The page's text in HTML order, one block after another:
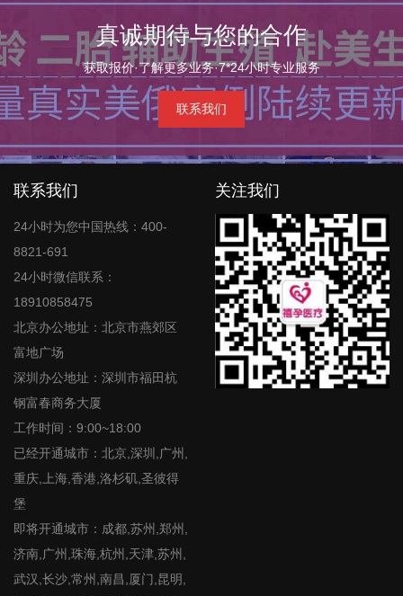
真诚期待与您的合作
获取报价·了解更多业务·7*24小时专业服务
联系我们
联系我们
24小时为您中国热线：400-
8821-691
24小时微信联系：
18910858475
北京办公地址：北京市燕郊区
富地广场
深圳办公地址：深圳市福田杭
钢富春商务大厦
工作时间：9:00~18:00
已经开通城市：北京,深圳,广州,
重庆,上海,香港,洛杉矶,圣彼得
堡
即将开通城市：成都,苏州,郑州,
济南,广州,珠海,杭州,天津,苏州,
武汉,长沙,常州,南昌,厦门,昆明,
关注我们